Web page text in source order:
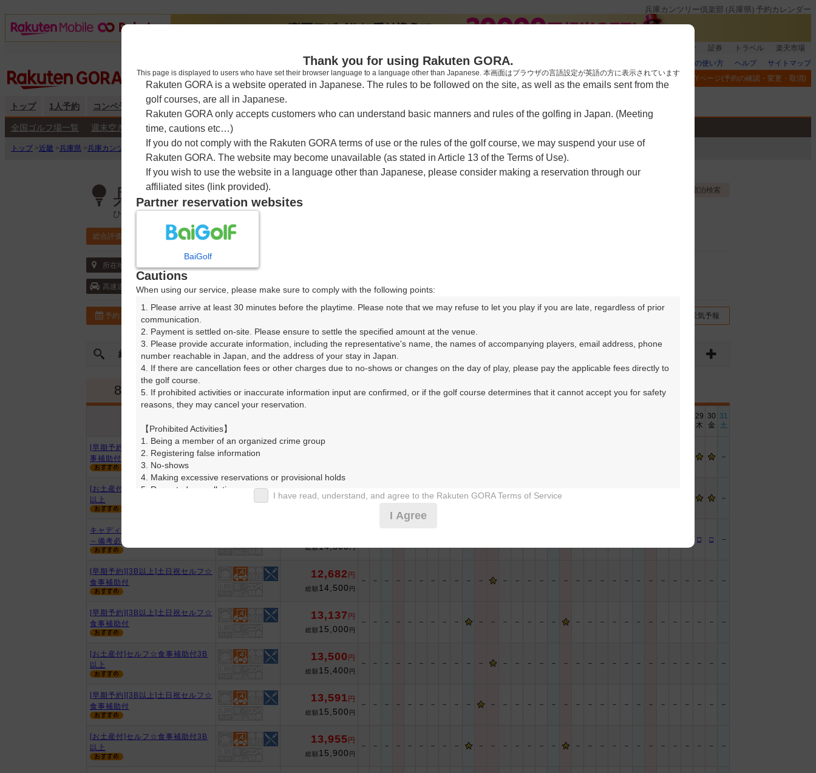
兵庫カンツリー倶楽部 (兵庫県) 予約カレンダー
証券 トラベル
楽天市場
楽天GORAの使い方
ヘルプ
サイトマップ
閲覧履歴
お気に入り MYページ(予約の確認・変更・取消)
トップ 1人予約 コンペ予約 海外予約 キャンペーン
全国ゴルフ場一覧 週末空き枠検索 平日空き枠検索
トップ >近畿 >兵庫県 >兵庫カンツリー倶楽部>予約カレンダー
兵庫カンツリー倶楽部
ひょうごかんつりーくらぶ
宿泊検索
総合評価 4.0 ポイント利用可
所在地 〒651-1252 兵庫県 神戸市北区山田町原野鹿見山109番地
高速道 阪神高速道路・箕谷ランプ 5km以内
予約カレンダー 天気予報
絞込み 曜日やスタート時間を指定して、ご希望のプランを絞り込むことができます。
8月 9月 10月 11月 12月
アイコンの説明
29
木
30
金
31
土
[早期予約][3B以上]平日セルフ☆食
事補助付
－
[お土産付]平日☆食事補助付☆3B
以上
7,864円
－ － － － － － － － － － －
キャディ☆平日☆食事補助付☆3B
～備考必読
総額14,300円
□ □ －
[早期予約][3B以上]土日祝セルフ☆
食事補助付
12,682 円
総額 14,500 円
－ － － － － － － － － － － － － － － － － － － － － － － － － － － － － －
[早期予約][3B以上]土日祝セルフ☆
食事補助付
13,137 円
総額 15,000 円
－ － － － － － － － － － － － － － － － － － － － － － － － － － － － －
[お土産付]セルフ☆食事補助付3B
以上
13,500 円
総額 15,400 円
－ － － － － － － － － － － － － － － － － － － － － － － － － － － － － －
[早期予約][3B以上]土日祝セルフ☆
食事補助付
13,591 円
総額 15,500 円
－ － － － － － － － － － － － － － － － － － － － － － － － － － － － － －
[お土産付]セルフ☆食事補助付3B
以上
13,955 円
総額 15,900 円
－ － － － － － － － － － － － － － － － － － － － － － － － － － － － －
Thank you for using Rakuten GORA.
This page is displayed to users who have set their browser language to a language other than Japanese. 本画面はブラウザの言語設定が英語の方に表示されています
Rakuten GORA is a website operated in Japanese. The rules to be followed on the site, as well as the emails sent from the
golf courses, are all in Japanese.
Rakuten GORA only accepts customers who can understand basic manners and rules of the golfing in Japan. (Meeting
time, cautions etc…)
If you do not comply with the Rakuten GORA terms of use or the rules of the golf course, we may suspend your use of
Rakuten GORA. The website may become unavailable (as stated in Article 13 of the Terms of Use).
If you wish to use the website in a language other than Japanese, please consider making a reservation through our
affiliated sites (link provided).
Partner reservation websites
BaiGolf
Cautions
When using our service, please make sure to comply with the following points:
1. Please arrive at least 30 minutes before the playtime. Please note that we may refuse to let you play if you are late, regardless of prior
communication.
2. Payment is settled on-site. Please ensure to settle the specified amount at the venue.
3. Please provide accurate information, including the representative's name, the names of accompanying players, email address, phone
number reachable in Japan, and the address of your stay in Japan.
4. If there are cancellation fees or other charges due to no-shows or changes on the day of play, please pay the applicable fees directly to
the golf course.
5. If prohibited activities or inaccurate information input are confirmed, or if the golf course determines that it cannot accept you for safety
reasons, they may cancel your reservation.
【Prohibited Activities】
1. Being a member of an organized crime group
2. Registering false information
3. No-shows
4. Making excessive reservations or provisional holds
5. Repeated cancellations
6. Violating laws and regulations
7. Causing inconvenience to others during play (e.g., delaying play, ignoring rules, manners, or warnings)
I have read, understand, and agree to the Rakuten GORA Terms of Service
I Agree